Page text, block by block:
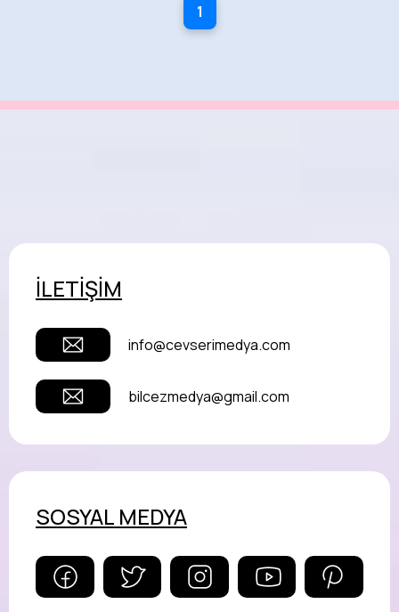
1
İLETİŞİM
info@cevserimedya.com
bilcezmedya@gmail.com
SOSYAL MEDYA